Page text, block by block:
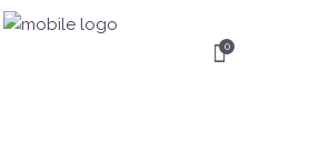
0